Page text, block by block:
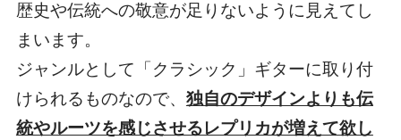
歴史や伝統への敬意が足りないように見えてし
まいます。
ジャンルとして「クラシック」ギターに取り付
けられるものなので、 独自のデザインよりも伝
統やルーツを感じさせるレプリカが増えて欲し